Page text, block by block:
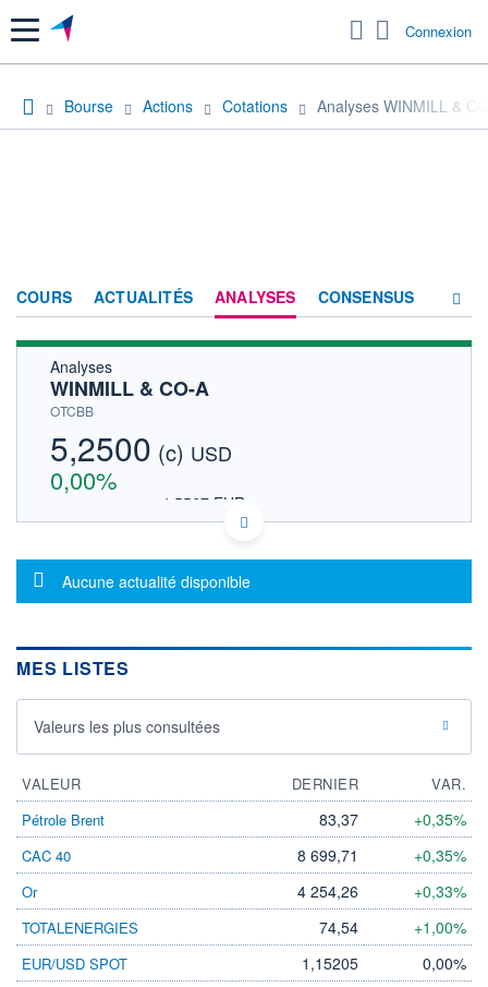
Menu Connexion
Bourse Actions Cotations Analyses WINMILL &
COURS ACTUALITÉS ANALYSES CONSENSUS
Analyses
WINMILL & CO-A
OTCBB
5,2500 (c) USD
0,00%
4,5567 EUR
DONNÉES TEMPS DIFFÉRÉ
Politique d'exécution
Cotation sur les autres places
0,0000
0,0000 0,0000
VOLUME
0 0,00%
VALORISATION
LIMITE À LA
BAISSE
0,0000
LIMITE À LA
0,0000
- -
DERNIER
ÉCHANGE
05.08.26 / 20:56:51
Message d'information
Aucune actualité disponible
MES LISTES
Valeurs les plus consultées
VALEUR DERNIER
VAR.
Pétrole Brent
83,37 +0,35%
CAC 40 8 699,71 +0,35%
Or 4 254,26 +0,33%
TOTALENERGIES 74,54 +1,00%
EUR/USD SPOT 1,15205 0,00%